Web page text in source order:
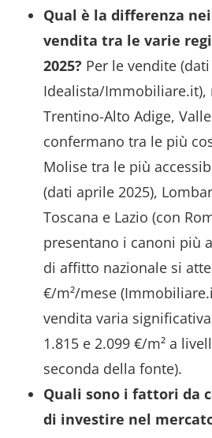
Qual è la differenza
vendita tra le varie
2025? Per le vendite
Idealista/Immobiliare.it),
Trentino-Alto Adige,
confermano tra le più
Molise tra le più
(dati aprile 2025),
Toscana e Lazio (con
presentano i canoni più
di affitto nazionale si
€/m²/mese
vendita varia
1.815 e 2.099 €/m² a
seconda della fonte).
Quali sono i fattori da
di investire nel